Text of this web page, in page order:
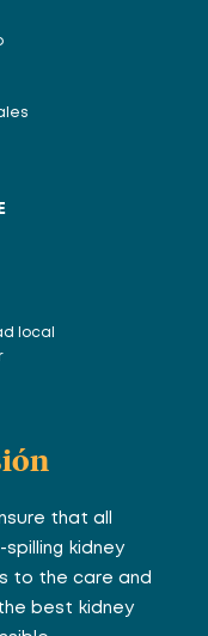
local
that all
spilling kidney
to the care and
best kidney